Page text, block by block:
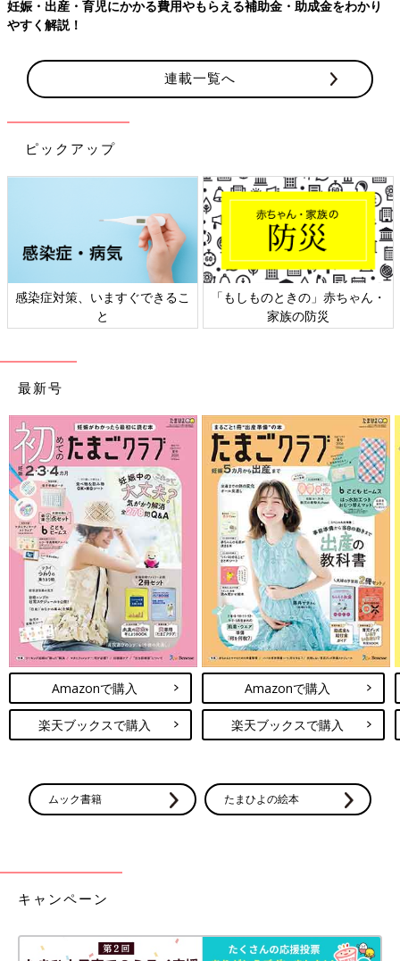
妊娠・出産・育児にかかる費用やもらえる補助金・助成金をわかり
やすく解説！
連載一覧へ
ピックアップ
感染症対策、いますぐできるこ
と
「もしものときの」赤ちゃん・
家族の防災
最新号
Amazonで購入
楽天ブックスで購入
Amazonで購入
楽天ブックスで購入
ムック書籍 たまひよの絵本
キャンペーン